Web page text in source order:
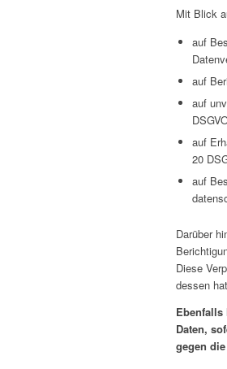
Mit Blick
auf
auf
auf
auf
20
auf
Darüber
Diese
dessen
Ebenfalls
Daten,
gegen